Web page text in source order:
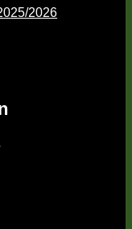
2026